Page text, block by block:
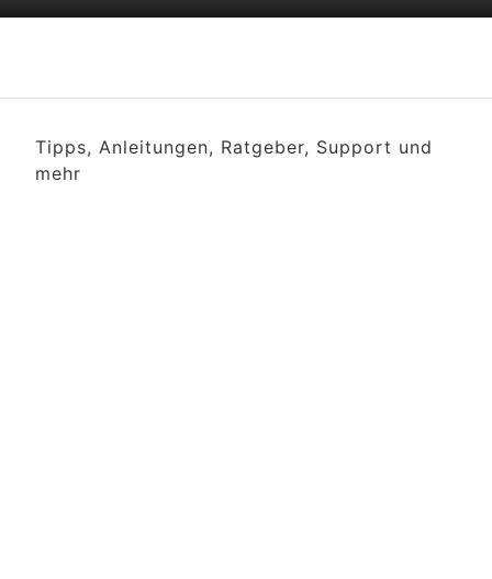
Tipps, Anleitungen, Ratgeber, Support und
mehr